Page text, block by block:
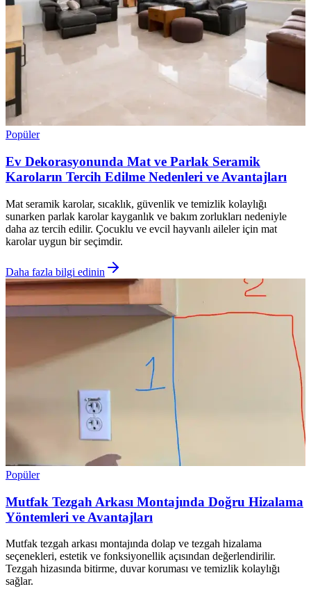
Popüler
Ev Dekorasyonunda Mat ve Parlak Seramik
Karoların Tercih Edilme Nedenleri ve Avantajları
Mat seramik karolar, sıcaklık, güvenlik ve temizlik kolaylığı
sunarken parlak karolar kayganlık ve bakım zorlukları nedeniyle
daha az tercih edilir. Çocuklu ve evcil hayvanlı aileler için mat
karolar uygun bir seçimdir.
Daha fazla bilgi edinin
Popüler
Mutfak Tezgah Arkası Montajında Doğru Hizalama
Yöntemleri ve Avantajları
Mutfak tezgah arkası montajında dolap ve tezgah hizalama
seçenekleri, estetik ve fonksiyonellik açısından değerlendirilir.
Tezgah hizasında bitirme, duvar koruması ve temizlik kolaylığı
sağlar.